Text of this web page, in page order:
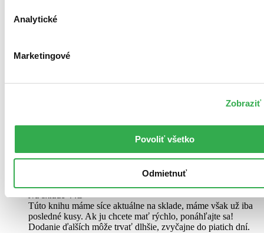
Analytické
Marketingové
Zobraziť
Povoliť všetko
Odmietnuť
Slovenčina, 2020
Na sklade 4 ks
Túto knihu máme síce aktuálne na sklade, máme však už iba
posledné kusy. Ak ju chcete mať rýchlo, ponáhľajte sa!
Dodanie ďalších môže trvať dlhšie, zvyčajne do piatich dní.